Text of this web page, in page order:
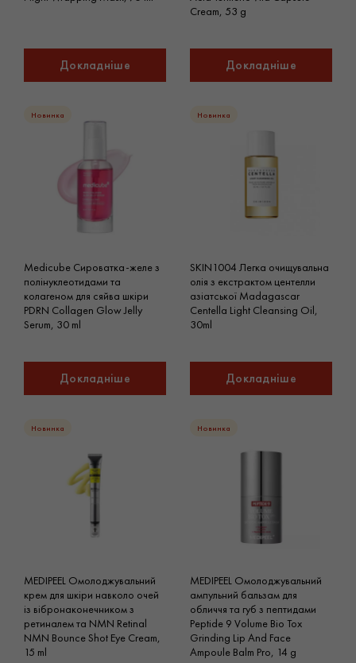
Докладніше
Cream, 53 g
Докладніше
Новинка
Medicube Сироватка-желе з
полінуклеотидами та
колагеном для сяйва шкіри
PDRN Collagen Glow Jelly
Serum, 30 ml
Докладніше
Новинка
SKIN1004 Легка очищувальна
олія з екстрактом центелли
азіатської Madagascar
Centella Light Cleansing Oil,
30ml
Докладніше
Новинка
MEDIPEEL Омолоджувальний
крем для шкіри навколо очей
із вібронаконечником з
ретиналем та NMN Retinal
NMN Bounce Shot Eye Cream,
15 ml
Новинка
MEDIPEEL Омолоджувальний
ампульний бальзам для
обличчя та губ з пептидами
Peptide 9 Volume Bio Tox
Grinding Lip And Face
Ampoule Balm Pro, 14 g